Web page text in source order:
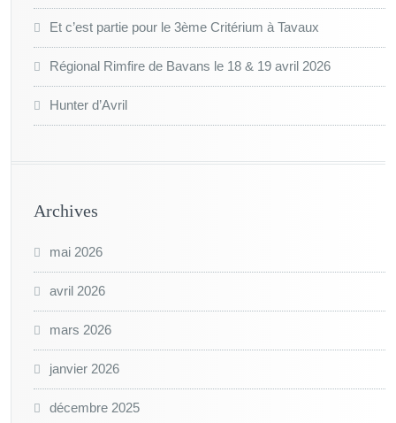
Et c’est partie pour le 3ème Critérium à Tavaux
Régional Rimfire de Bavans le 18 & 19 avril 2026
Hunter d’Avril
Archives
mai 2026
avril 2026
mars 2026
janvier 2026
décembre 2025